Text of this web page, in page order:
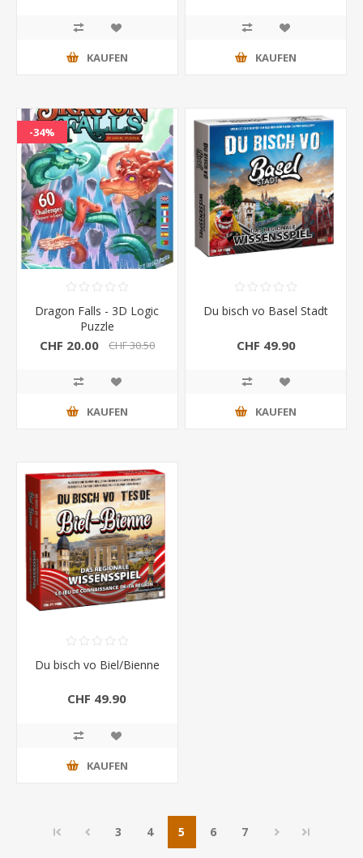
KAUFEN KAUFEN
-34%
Dragon Falls - 3D Logic
Puzzle
CHF 20.00 CHF 30.50
KAUFEN
Du bisch vo Basel Stadt
CHF 49.90
KAUFEN
Du bisch vo Biel/Bienne
CHF 49.90
KAUFEN
3 4 5 6 7